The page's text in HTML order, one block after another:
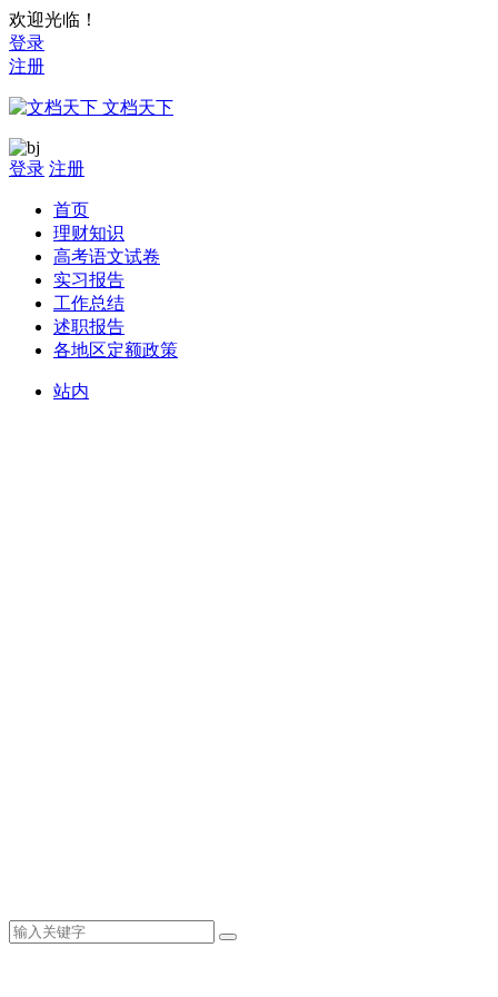
欢迎光临！
登录
注册
文档天下
登录 注册
首页
理财知识
高考语文试卷
实习报告
工作总结
述职报告
各地区定额政策
站内